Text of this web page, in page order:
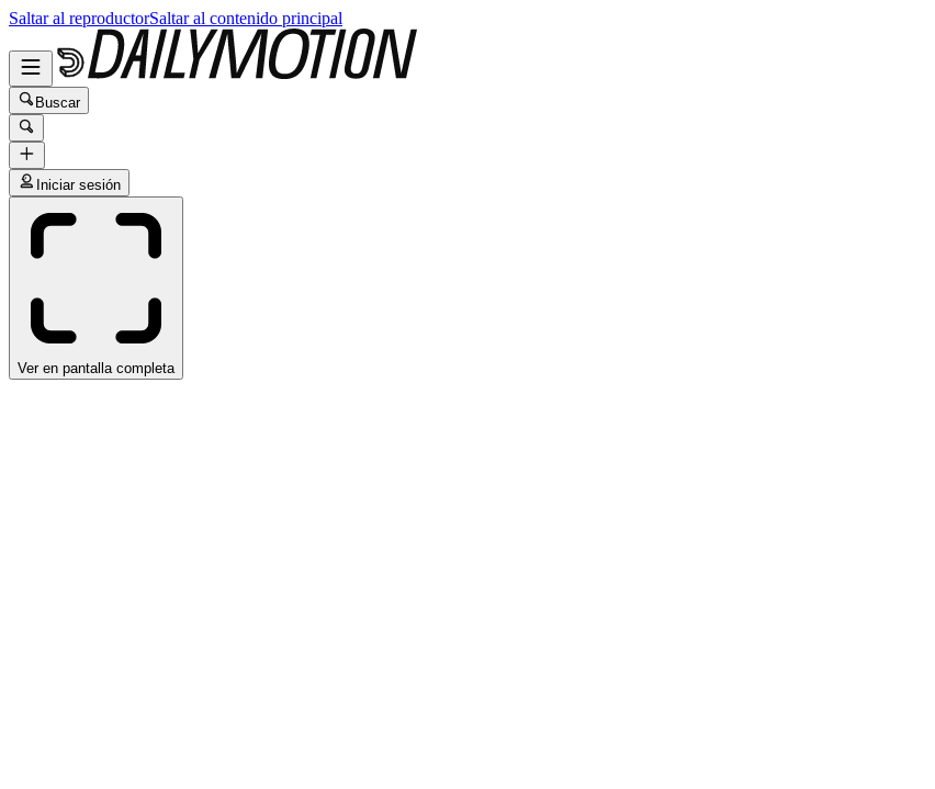
Saltar al reproductorSaltar al contenido principal
Buscar
Iniciar sesión
Ver en pantalla completa